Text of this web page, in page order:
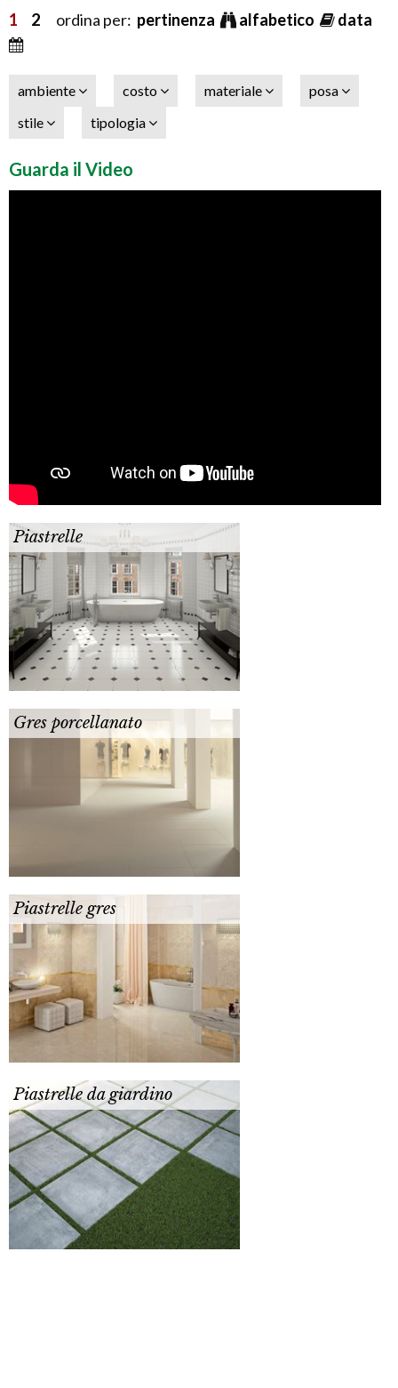
1 2 ordina per: pertinenza alfabetico data
ambiente costo materiale
posa
stile
tipologia
Guarda il Video
Piastrelle
Gres porcellanato
Piastrelle gres
Piastrelle da giardino